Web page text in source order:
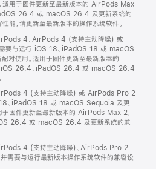
适用于固件更新至最新版本的 AirPods Max
26.4 或 macOS 26.4 及更新系统的
能，请更新至最新版本的操作系统软件。
4、AirPods 4 (支持主动降噪) 或
要与运行 iOS 18、iPadOS 18 或 macOS
对使用。适用于固件更新至最新版本的
iOS 26.4、iPadOS 26.4 或 macOS 26.4
4 (支持主动降噪) 或 AirPods Pro 2
18、iPadOS 18 或 macOS Sequoia 及更
于固件更新至最新版本的 AirPods Max 2，
26.4 或 macOS 26.4 及更新系统的兼
4 (支持主动降噪)、AirPods Pro 2
需要与运行最新版本操作系统软件的兼容设